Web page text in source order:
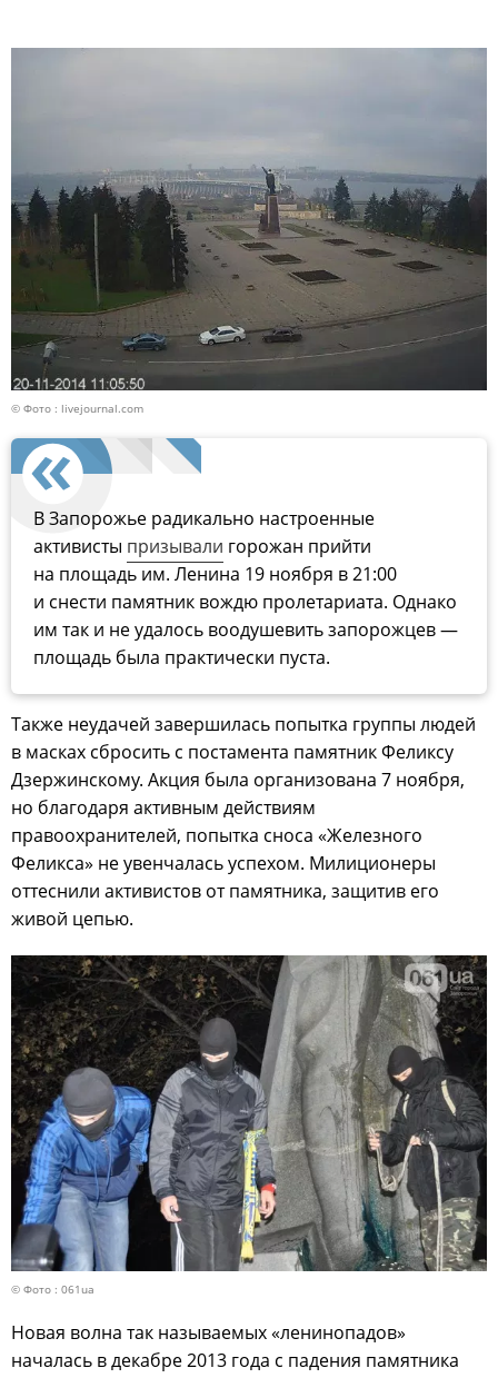
© Фото : livejournal.com
В Запорожье радикально настроенные
активисты призывали горожан прийти
на площадь им. Ленина 19 ноября в 21:00
и снести памятник вождю пролетариата. Однако
им так и не удалось воодушевить запорожцев —
площадь была практически пуста.
Также неудачей завершилась попытка группы людей
в масках cбросить с постамента памятник Феликсу
Дзержинскому. Акция была организована 7 ноября,
но благодаря активным действиям
правоохранителей, попытка сноса «Железного
Феликса» не увенчалась успехом. Милиционеры
оттеснили активистов от памятника, защитив его
живой цепью.
© Фото : 061ua
Новая волна так называемых «ленинопадов»
началась в декабре 2013 года с падения памятника